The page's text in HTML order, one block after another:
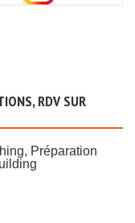
RDV SUR
Préparation